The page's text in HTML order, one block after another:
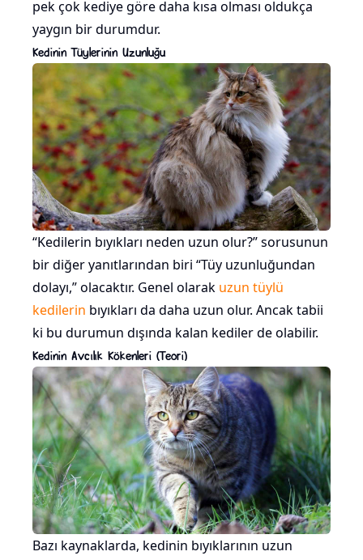
pek çok kediye göre daha kısa olması oldukça
yaygın bir durumdur.
Kedinin Tüylerinin Uzunluğu
“Kedilerin bıyıkları neden uzun olur?” sorusunun
bir diğer yanıtlarından biri “Tüy uzunluğundan
dolayı,” olacaktır. Genel olarak uzun tüylü
kedilerin bıyıkları da daha uzun olur. Ancak tabii
ki bu durumun dışında kalan kediler de olabilir.
Kedinin Avcılık Kökenleri (Teori)
Bazı kaynaklarda, kedinin bıyıklarının uzun